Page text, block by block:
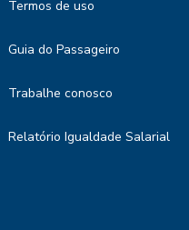
Termos de uso
Guia do Passageiro
Trabalhe conosco
Relatório Igualdade Salarial